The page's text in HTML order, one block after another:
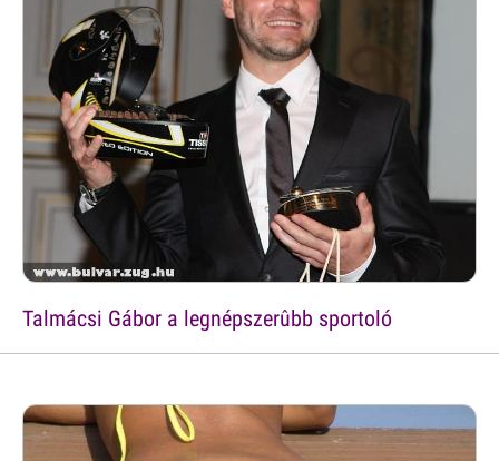
Talmácsi Gábor a legnépszerûbb sportoló